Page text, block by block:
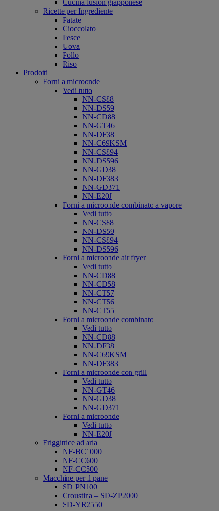
Cucina fusion giapponese
Ricette per Ingrediente
Patate
Cioccolato
Pesce
Uova
Pollo
Riso
Prodotti
Forni a microonde
Vedi tutto
NN-CS88
NN-DS59
NN-CD88
NN-GT46
NN-DF38
NN-C69KSM
NN-CS894
NN-DS596
NN-GD38
NN-DF383
NN-GD371
NN-E20J
Forni a microonde combinato a vapore
Vedi tutto
NN-CS88
NN-DS59
NN-CS894
NN-DS596
Forni a microonde air fryer
Vedi tutto
NN-CD88
NN-CD58
NN-CT57
NN-CT56
NN-CT55
Forni a microonde combinato
Vedi tutto
NN-CD88
NN-DF38
NN-C69KSM
NN-DF383
Forni a microonde con grill
Vedi tutto
NN-GT46
NN-GD38
NN-GD371
Forni a microonde
Vedi tutto
NN-E20J
Friggitrice ad aria
NF-BC1000
NF-CC600
NF-CC500
Macchine per il pane
SD-PN100
Croustina – SD-ZP2000
SD-YR2550